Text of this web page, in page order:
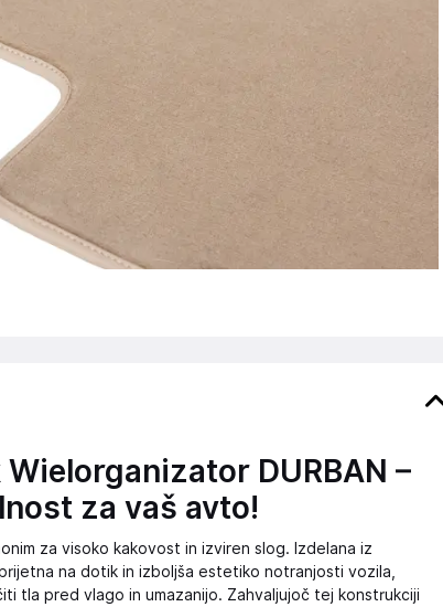
DURBAN –
za vaš avto!
za visoko kakovost in izviren slog. Izdelana iz
na dotik in izboljša estetiko notranjosti vozila,
tla pred vlago in umazanijo. Zahvaljujoč tej konstrukciji